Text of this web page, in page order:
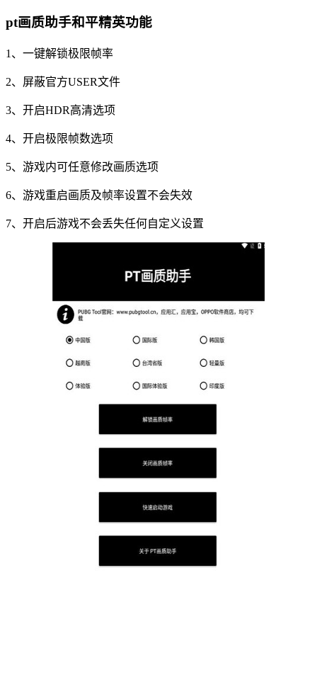
pt画质助手和平精英功能
1、一键解锁极限帧率
2、屏蔽官方USER文件
3、开启HDR高清选项
4、开启极限帧数选项
5、游戏内可任意修改画质选项
6、游戏重启画质及帧率设置不会失效
7、开启后游戏不会丢失任何自定义设置